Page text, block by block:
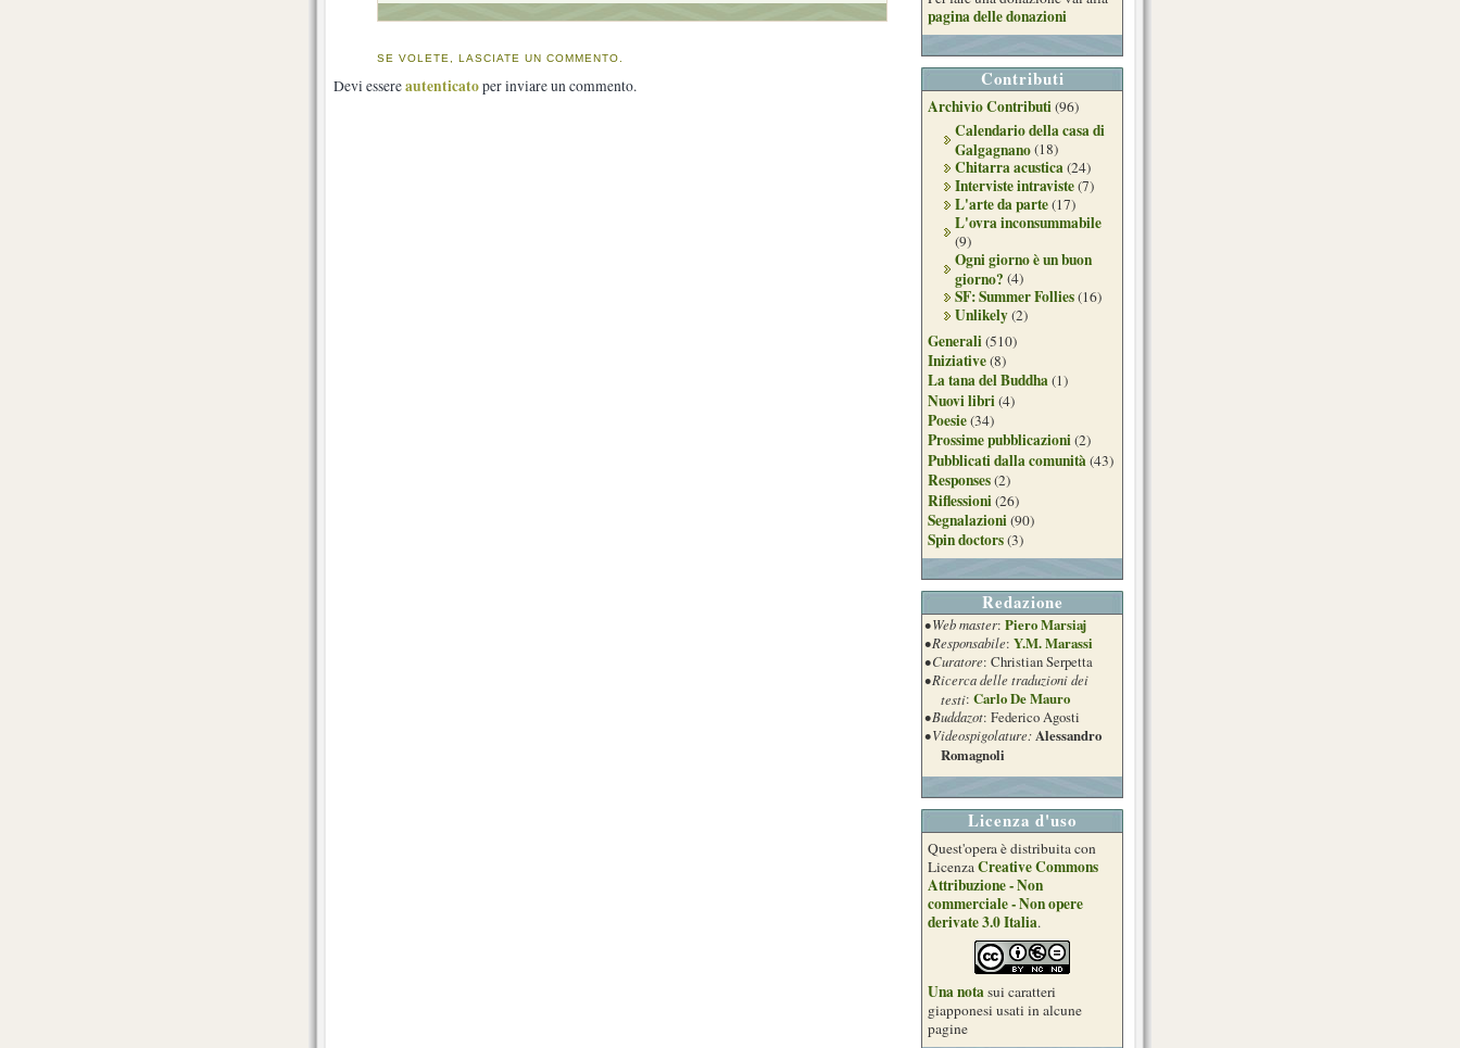
SE VOLETE, LASCIATE UN COMMENTO.
Devi essereautenticatoper inviare un commento.
pagina delle donazioni
Contributi
Archivio Contributi(96)
Calendario della casa di
Galgagnano(18)
Chitarra acustica(24)
Interviste intraviste(7)
L'arte da parte(17)
L'ovra inconsummabile
(9)
Ogni giorno è un buon
giorno? (4)
SF: Summer Follies(16)
Unlikely(2)
Generali(510)
Iniziative(8)
La tana del Buddha(1)
Nuovi libri(4)
Poesie(34)
Prossime pubblicazioni(2)
Pubblicati dalla comunità(43)
Responses(2)
Riflessioni(26)
Segnalazioni(90)
Spin doctors(3)
Redazione
• Web master: Piero Marsiaj
• Responsabile: Y.M. Marassi
• Curatore: Christian Serpetta
• Ricerca delle traduzioni dei
testi: Carlo De Mauro
• Buddazot: Federico Agosti
• Videospigolature:Alessandro
Romagnoli
Licenza d'uso
Quest'opera è distribuita con
LicenzaCreative Commons
Attribuzione - Non
commerciale - Non opere
derivate 3.0 Italia.
Una notasui caratteri
giapponesi usati in alcune
pagine